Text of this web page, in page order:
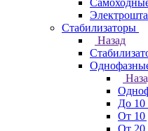
Стабилизаторы
Назад
До 10
От 10
От 20